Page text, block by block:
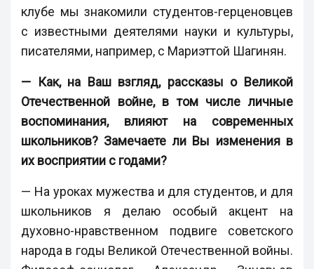
клубе мы знакомили студентов-герценовцев
с известными деятелями науки и культуры,
писателями, например, с Мариэттой Шагинян.
— Как, на Ваш взгляд, рассказы о Великой
Отечественной войне, в том числе личные
воспоминания, влияют на современных
школьников? Замечаете ли Вы изменения в
их восприятии с годами?
— На уроках мужества и для студентов, и для
школьников я делаю особый акцент на
духовно-нравственном подвиге советского
народа в годы Великой Отечественной войны.